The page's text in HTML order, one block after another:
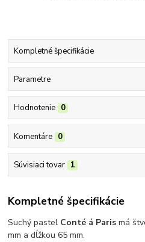
Kompletné špecifikácie
Parametre
Hodnotenie 0
Komentáre 0
Súvisiaci tovar 1
Kompletné špecifikácie
Suchý pastel Conté á Paris má
mm a dĺžkou 65 mm.